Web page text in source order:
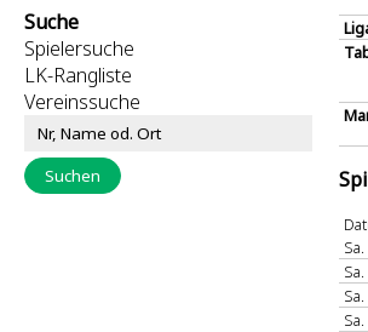
Suche
Spielersuche
LK-Rangliste
Vereinssuche
Sa.
Sa.
Sa.
Sa.